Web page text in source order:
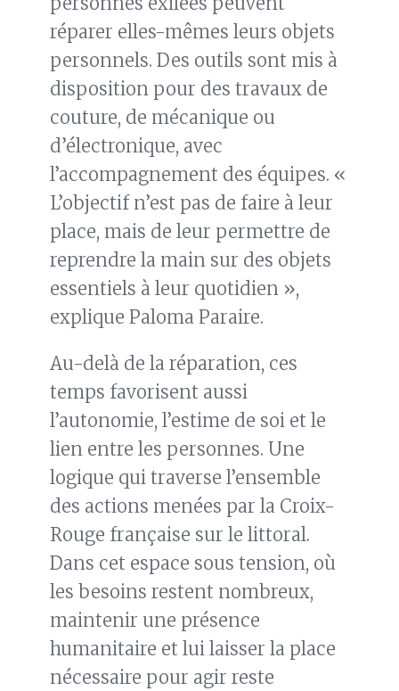
réparer elles-mêmes leurs objets
personnels. Des outils sont mis à
disposition pour des travaux de
couture, de mécanique ou
d’électronique, avec
l’accompagnement des équipes. «
L’objectif n’est pas de faire à leur
place, mais de leur permettre de
reprendre la main sur des objets
essentiels à leur quotidien »,
explique Paloma Paraire.
Au-delà de la réparation, ces
temps favorisent aussi
l’autonomie, l’estime de soi et le
lien entre les personnes. Une
logique qui traverse l’ensemble
des actions menées par la Croix-
Rouge française sur le littoral.
Dans cet espace sous tension, où
les besoins restent nombreux,
maintenir une présence
humanitaire et lui laisser la place
nécessaire pour agir reste